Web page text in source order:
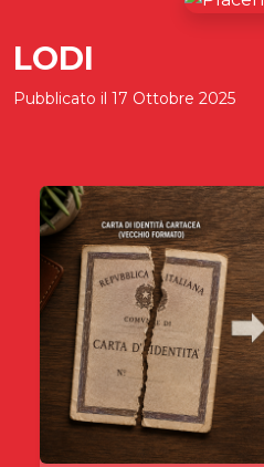
LODI
Pubblicato il 17 Ottobre 2025